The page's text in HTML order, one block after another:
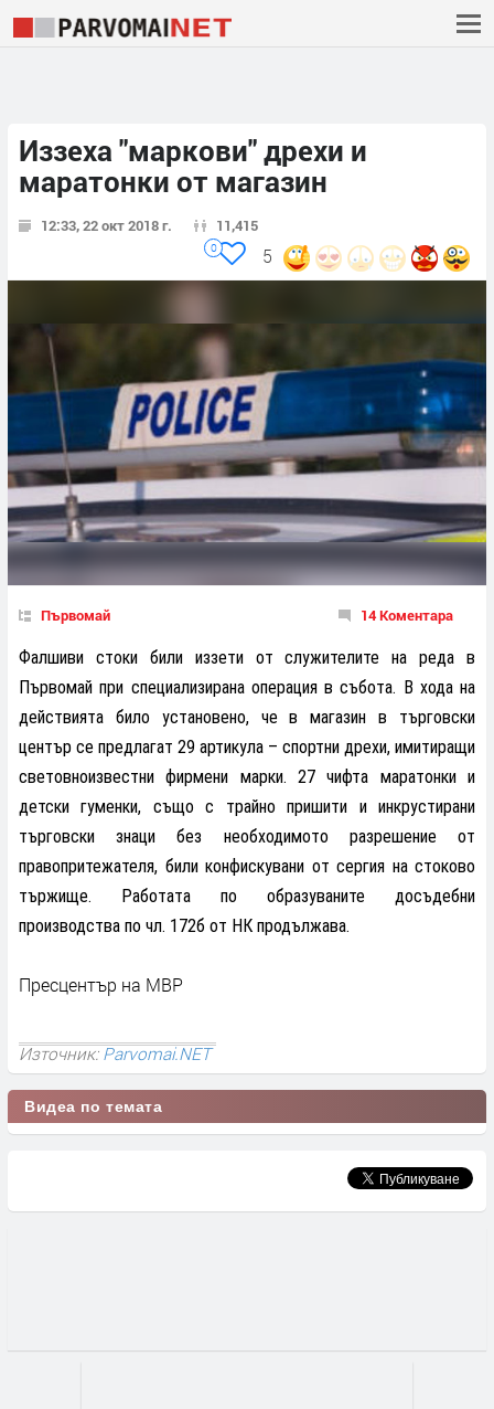
Иззеха "маркови" дрехи и
маратонки от магазин
12:33, 22 окт 2018 г. 11,415
5
0
Първомай 14 Коментара
Фалшиви стоки били иззети от служителите на реда в
Първомай при специализирана операция в събота. В хода на
действията било установено, че в магазин в търговски
център се предлагат 29 артикула – спортни дрехи, имитиращи
световноизвестни фирмени марки. 27 чифта маратонки и
детски гуменки, също с трайно пришити и инкрустирани
търговски знаци без необходимото разрешение от
правопритежателя, били конфискувани от сергия на стоково
тържище. Работата по образуваните досъдебни
производства по чл. 172б от НК продължава.
Пресцентър на МВР
Източник:Parvomai.NET
Видеа по темата